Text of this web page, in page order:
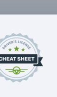
del cuerpo